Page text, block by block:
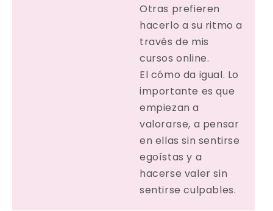
Otras prefieren
hacerlo a su ritmo a
través de mis
cursos online.
El cómo da igual. Lo
importante es que
empiezan a
valorarse, a pensar
en ellas sin sentirse
egoístas y a
hacerse valer sin
sentirse culpables.